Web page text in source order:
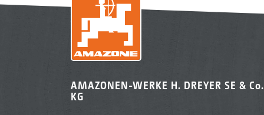
AMAZONEN-WERKE H. DREYER SE & Co.
KG